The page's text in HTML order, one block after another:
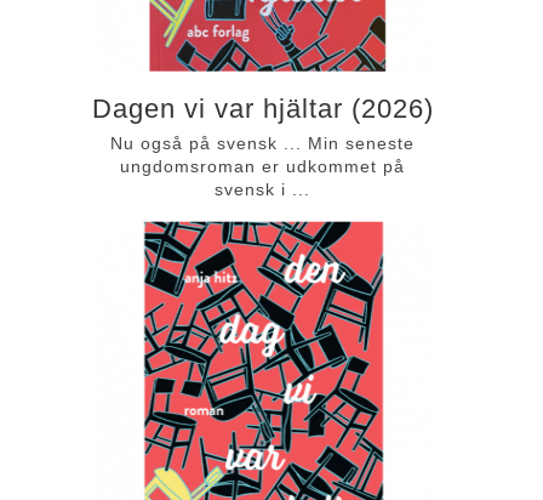
Dagen vi var hjältar (2026)
Nu også på svensk ... Min seneste
ungdomsroman er udkommet på
svensk i ...